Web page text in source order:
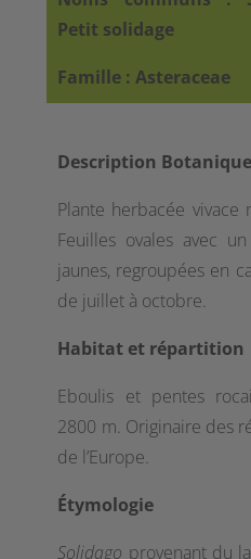
Petit solidage
Famille : Asteraceae
Description Botanique
Plante herbacée vivace
Feuilles ovales avec
jaunes, regroupées en
de juillet à octobre.
Habitat et répartition
Eboulis et pentes
2800 m. Originaire des
de l’Europe.
Étymologie
Solidago provenant du